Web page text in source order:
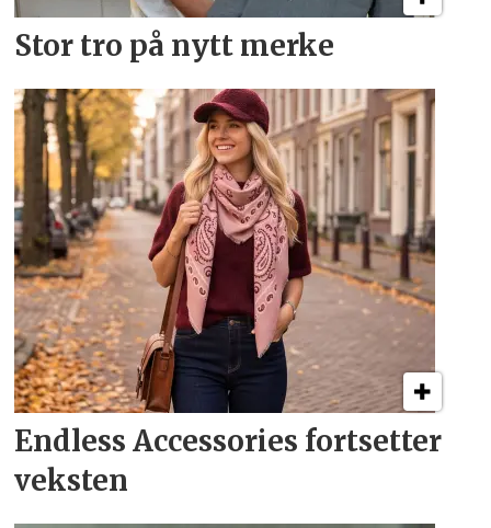
Stor tro på nytt merke
Endless Accessories fortsetter
veksten